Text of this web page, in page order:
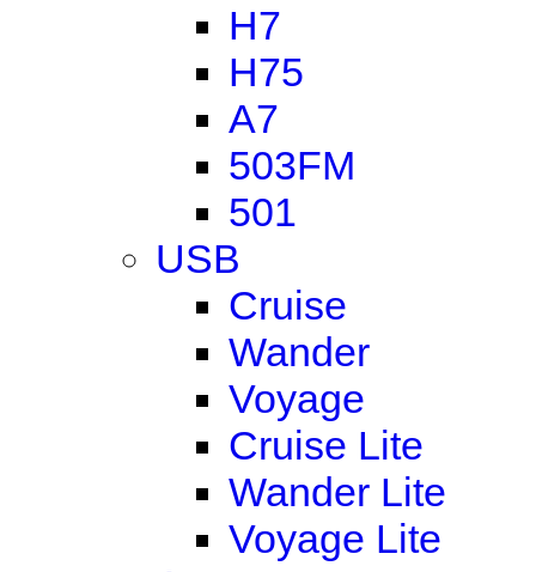
H7
H75
A7
503FM
501
USB
Cruise
Wander
Voyage
Cruise Lite
Wander Lite
Voyage Lite